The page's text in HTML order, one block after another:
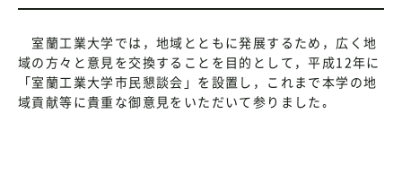
室蘭工業大学では，地域とともに発展するため，広く地
域の方々と意見を交換することを目的として，平成12年に
「室蘭工業大学市民懇談会」を設置し，これまで本学の地
域貢献等に貴重な御意見をいただいて参りました｡